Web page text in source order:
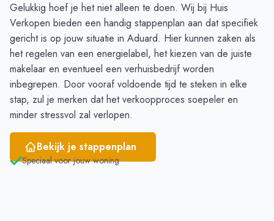
Maart
5
4
April
3
2
Mei
2
4
Juni
3 4
Gelukkig hoef je het niet alleen te doen. Wij bij Huis
Verkopen bieden een handig stappenplan aan dat specifiek
gericht is op jouw situatie in Aduard. Hier kunnen zaken als
het regelen van een energielabel, het kiezen van de juiste
makelaar en eventueel een verhuisbedrijf worden
inbegrepen. Door vooraf voldoende tijd te steken in elke
stap, zul je merken dat het verkoopproces soepeler en
minder stressvol zal verlopen.
Bekijk je stappenplan
Speciaal voor jouw woning